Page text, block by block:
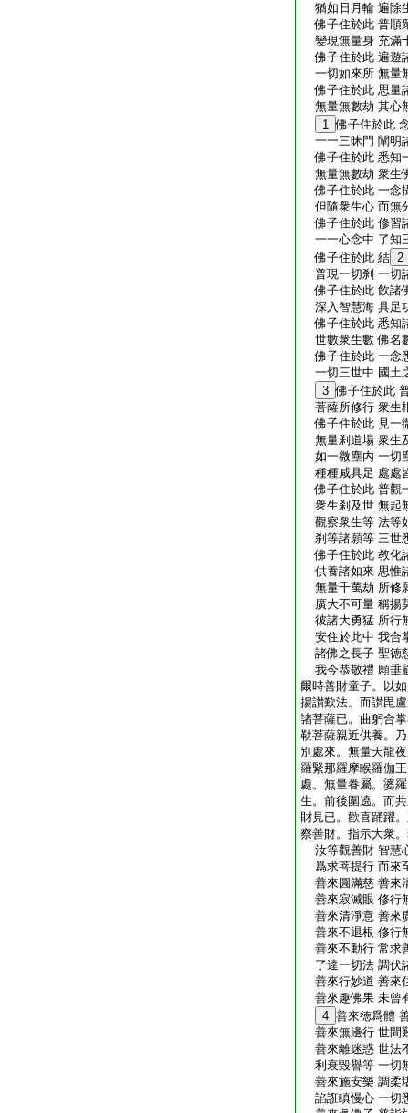
猶如日月輪 遍除
佛子住於此 普順
變現無量身 充滿
佛子住於此 遍遊
一切如來所 無量
佛子住於此 思量
無量無數劫 其心
1 佛子住於此
一一三昧門 闡明
佛子住於此 悉知
無量無數劫 衆生
佛子住於此 一念
但隨衆生心 而無
佛子住於此 修習
一一心念中 了知
佛子住於此 結 2
普現一切刹 一切
佛子住於此 飮諸
深入智慧海 具足
佛子住於此 悉知
世數衆生數 佛名
佛子住於此 一念
一切三世中 國土
3 佛子住於此
菩薩所修行 衆生
佛子住於此 見一
無量刹道場 衆生
如一微塵内 一切
種種咸具足 處處
佛子住於此 普觀
衆生刹及世 無起
觀察衆生等 法等
刹等諸願等 三世
佛子住於此 教化
供養諸如來 思惟
無量千萬劫 所修
廣大不可量 稱揚
彼諸大勇猛 所行
安住於此中 我合
諸佛之長子 聖徳
我今恭敬禮 願垂
爾時善財童子。以
揚讃歎法。而讃毘
諸菩薩已。曲躬合
勒菩薩親近供養。
別處來。無量天龍
羅緊那羅摩睺羅伽
處。無量眷屬。婆
生。前後圍遶。而
財見已。歡喜踊躍
察善財。指示大衆
汝等觀善財 智慧
爲求菩提行 而來
善來圓滿慈 善來
善來寂滅眼 修行
善來清淨意 善來
善來不退根 修行
善來不動行 常求
了達一切法 調伏
善來行妙道 善來
善來趣佛果 未曾
4 善來徳爲體
善來無邊行 世間
善來離迷惑 世法
利衰毀譽等 一切
善來施安樂 調柔
諂誑瞋慢心 一切